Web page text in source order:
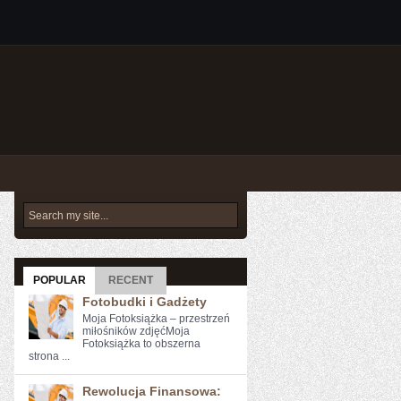
POPULAR RECENT
Fotobudki i Gadżety
Moja Fotoksiążka – przestrzeń
miłośników zdjęćMoja
Fotoksiążka to obszerna
strona ...
Rewolucja Finansowa: